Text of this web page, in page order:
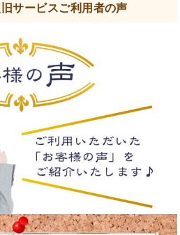
サービスご利用者の声